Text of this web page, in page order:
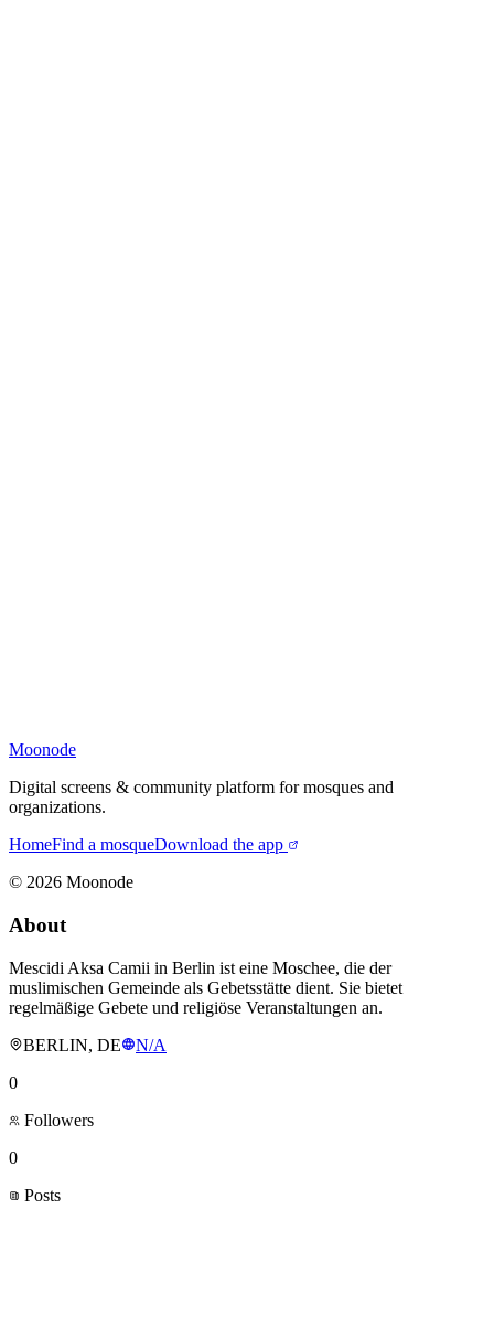
Moonode
Digital screens & community platform for mosques and
organizations.
HomeFind a mosqueDownload the app
© 2026 Moonode
About
Mescidi Aksa Camii in Berlin ist eine Moschee, die der
muslimischen Gemeinde als Gebetsstätte dient. Sie bietet
regelmäßige Gebete und religiöse Veranstaltungen an.
BERLIN, DE
N/A
0
Followers
0
Posts